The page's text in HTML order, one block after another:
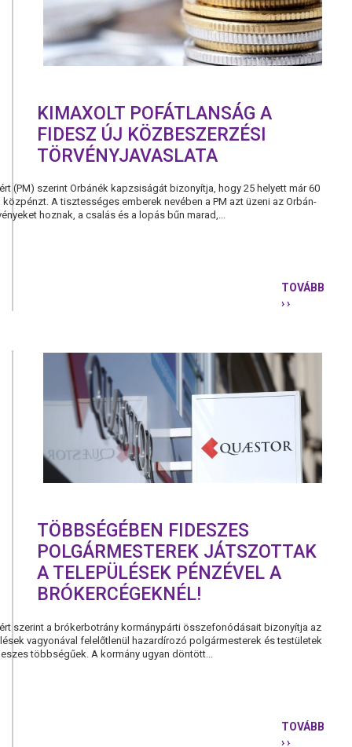
KIMAXOLT POFÁTLANSÁG A
FIDESZ ÚJ KÖZBESZERZÉSI
TÖRVÉNYJAVASLATA
(PM) szerint Orbánék kapzsiságát bizonyítja, hogy 25 helyett már 60
A tisztességes emberek nevében a PM azt üzeni az Orbán-
hoznak, a csalás és a lopás bűn marad,...
TOVÁBB
› ›
FIDESZ
ÚJ
TÖBBSÉGÉBEN FIDESZES
POLGÁRMESTEREK JÁTSZOTTAK
A TELEPÜLÉSEK PÉNZÉVEL A
BRÓKERCÉGEKNÉL!
szerint a brókerbotrány kormánypárti összefonódásait bizonyítja az
vagyonával felelőtlenül hazardírozó polgármesterek és testületek
többségűek. A kormány ugyan döntött...
TOVÁBB
› ›